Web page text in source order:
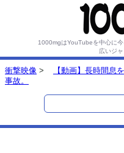
1000mgはYouTubeを中心に今
広いジャ
衝撃映像 >
【動画】長時間息
事故。